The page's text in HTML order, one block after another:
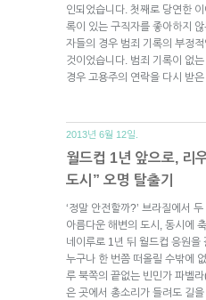
인되었습니다. 첫째로 당연한
록이 있는 구직자를 좋아하지
자들의 경우 범죄 기록의 부정
것이었습니다. 범죄 기록이 없
경우 고용주의 연락을 다시 받은
2013년 6월 12일.
월드컵 1년 앞으로, 리
도시” 오명 탈출기
‘정말 안전할까?’ 브라질에서
아름다운 해변의 도시, 동시에
네이루로 1년 뒤 월드컵 응원을
누구나 한 번쯤 떠올릴 수밖에
루 북쪽의 끝없는 빈민가 파벨
은 곳에서 총소리가 들려도 길